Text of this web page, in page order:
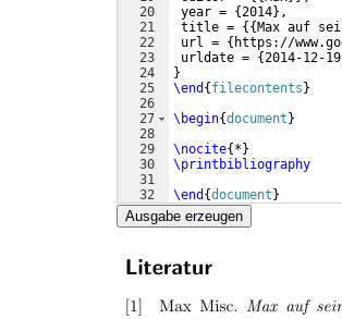
20
21
22
23
24
25
26
27
28
29
30
31
32
year = {2014} ,
title = {{ Max auf
url = { https://
urldate = {2014-12-19
}
\end { filecontents }
\begin{document }
\nocite{ * }
\printbibliography
\end {document }
Ausgabe erzeugen